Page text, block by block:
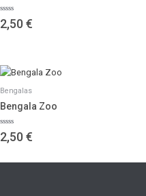
Valorado
con
2,50 €
Bengalas
Bengala Zoo
Valorado
con
2,50 €